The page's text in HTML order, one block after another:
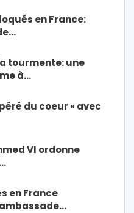
en France:
tourmente: une
à…
du coeur « avec
VI ordonne
en France